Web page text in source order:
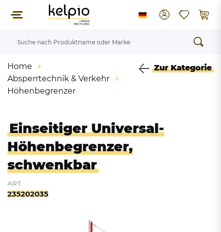
Home
Absperrtechnik & Verkehr
Höhenbegrenzer
Zur Kategorie
Einseitiger Universal-
Höhenbegrenzer,
schwenkbar
ART
235202035